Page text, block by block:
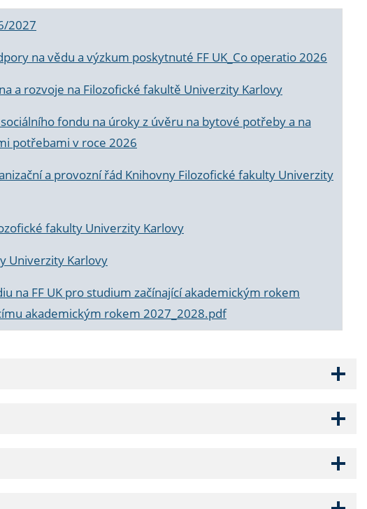
2027
na vědu a výzkum poskytnuté FF UK_Co operatio 2026
a rozvoje na Filozofické fakultě Univerzity Karlovy
fondu na úroky z úvěru na bytové potřeby a na
potřebami v roce 2026
a provozní řád Knihovny Filozofické fakulty Univerzity
fakulty Univerzity Karlovy
Univerzity Karlovy
na FF UK pro studium začínající akademickým rokem
akademickým rokem 2027_2028.pdf